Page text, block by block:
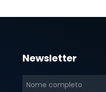
Newsletter